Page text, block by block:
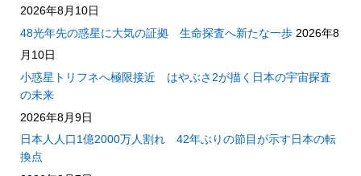
2026年8月10日
48光年先の惑星に大気の証拠 生命探査へ新たな一歩 2026年8
月10日
小惑星トリフネへ極限接近 はやぶさ2が描く日本の宇宙探査
の未来
2026年8月9日
日本人人口1億2000万人割れ 42年ぶりの節目が示す日本の転
換点